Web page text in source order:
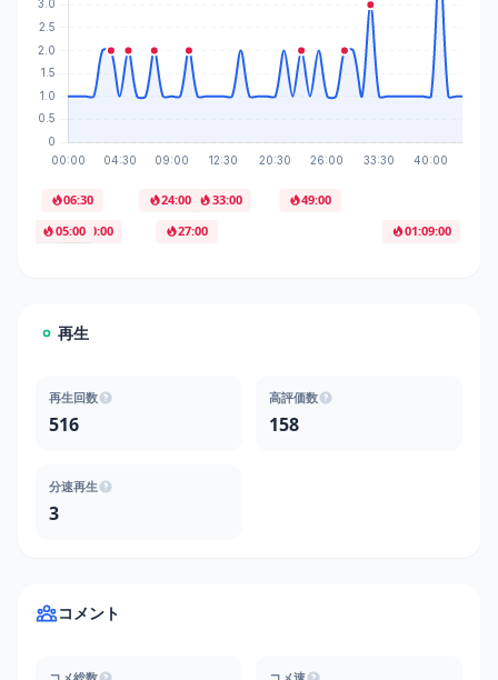
33:00
10:00
24:00
04:00
01:09:00
49:00
27:00
06:30
05:00
再生
再生回数
516
高評価数
158
分速再生
3
コメント
コメ総数 コメ速